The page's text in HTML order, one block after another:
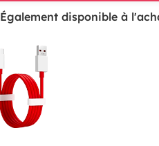
Également disponible à